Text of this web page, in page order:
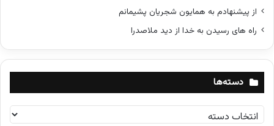
از پیشنهادم به همایون شجریان پشیمانم
راه های رسیدن به خدا از دید ملاصدرا
دسته‌ها
د